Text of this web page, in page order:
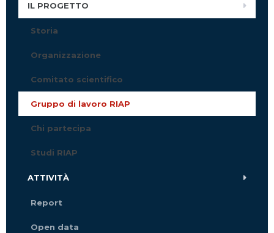
IL PROGETTO
Storia
Organizzazione
Comitato scientifico
Gruppo di lavoro RIAP
Chi partecipa
Studi RIAP
ATTIVITÀ
Report
Open data